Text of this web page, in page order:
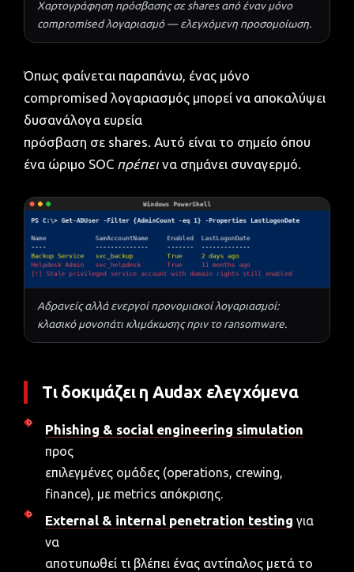
Χαρτογράφηση πρόσβασης σε shares από έναν μόνο
compromised λογαριασμό — ελεγχόμενη προσομοίωση.
Όπως φαίνεται παραπάνω, ένας μόνο
compromised λογαριασμός μπορεί να αποκαλύψει
δυσανάλογα ευρεία
πρόσβαση σε shares. Αυτό είναι το σημείο όπου
ένα ώριμο SOC πρέπει να σημάνει συναγερμό.
Αδρανείς αλλά ενεργοί προνομιακοί λογαριασμοί:
κλασικό μονοπάτι κλιμάκωσης πριν το ransomware.
Τι δοκιμάζει η Audax ελεγχόμενα
Phishing & social engineering simulation
προς
επιλεγμένες ομάδες (operations, crewing,
finance), με metrics απόκρισης.
External & internal penetration testing για
να
αποτυπωθεί τι βλέπει ένας αντίπαλος μετά το